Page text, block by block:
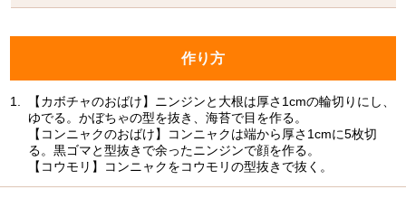
作り方
1.
【カボチャのおばけ】ニンジンと大根は厚さ1cmの輪切りにし、
ゆでる。かぼちゃの型を抜き、海苔で目を作る。
【コンニャクのおばけ】コンニャクは端から厚さ1cmに5枚切
る。黒ゴマと型抜きで余ったニンジンで顔を作る。
【コウモリ】コンニャクをコウモリの型抜きで抜く。